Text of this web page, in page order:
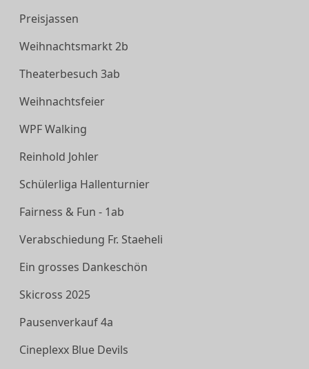
Preisjassen
Weihnachtsmarkt 2b
Theaterbesuch 3ab
Weihnachtsfeier
WPF Walking
Reinhold Johler
Schülerliga Hallenturnier
Fairness & Fun - 1ab
Verabschiedung Fr. Staeheli
Ein grosses Dankeschön
Skicross 2025
Pausenverkauf 4a
Cineplexx Blue Devils